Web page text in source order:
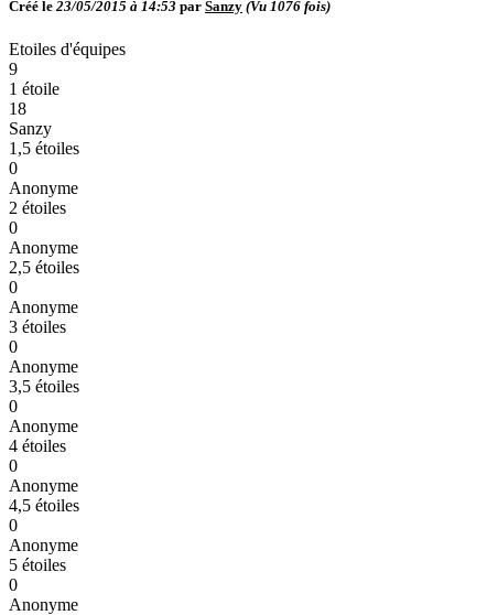
Créé le 23/05/2015 à 14:53 par Sanzy (Vu 1076 fois)
Etoiles d'équipes
9
1 étoile
18
Sanzy
1,5 étoiles
0
Anonyme
2 étoiles
0
Anonyme
2,5 étoiles
0
Anonyme
3 étoiles
0
Anonyme
3,5 étoiles
0
Anonyme
4 étoiles
0
Anonyme
4,5 étoiles
0
Anonyme
5 étoiles
0
Anonyme